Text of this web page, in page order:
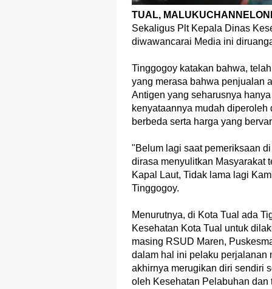
TUAL,
Sekaligus Plt Kepala Dinas
diwawancarai Media ini
Tinggogoy katakan bahwa,
yang merasa bahwa penjualan
Antigen yang seharusnya
kenyataannya mudah
berbeda serta harga yang
"Belum lagi saat pemeriksaan
dirasa menyulitkan Masyarakat
Kapal Laut, Tidak lama lagi
Tinggogoy.
Menurutnya, di Kota Tual ada
Kesehatan Kota Tual untuk
masing RSUD Maren,
dalam hal ini pelaku perjalanan
akhirnya merugikan diri sendiri
oleh Kesehatan Pelabuhan